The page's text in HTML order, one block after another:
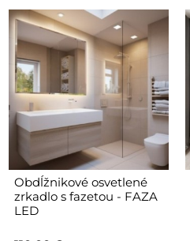
Obdĺžnikové osvetlené
zrkadlo s fazetou - FAZA
LED